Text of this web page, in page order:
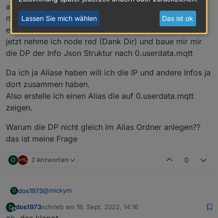
ab hier beginnt mein Kopfkopten:
mir fehlen mir Infos aus dem "INFO" DP der das json
enthält. dort will ich die IP Adresse etc.
jetzt nehme ich node red (Dank Dir) und baue mir mir
die DP der Info Json Struktur nach 0.userdata.mqtt
Da ich ja Aliase haben will ich die IP und andere Infos ja
dort zusammen haben.
Also erstelle ich einen Alias die auf 0.userdata.mqtt
zeigen.
Warum die DP nicht gleich im Alias Ordner anlegen??
das ist meine Frage
D 2 Antworten 0
D dos1973@mickym
ich erkläre mal der Reihe nach...
D
Offline
dos1973schrieb am 18. Sept. 2022, 14:16
zuletzt editiert von
Lassen Sie mich wählen Das ist ok